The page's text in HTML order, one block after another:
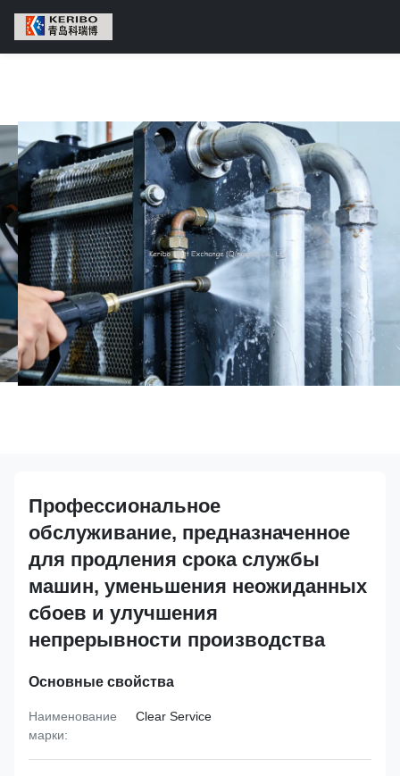
Профессиональное
обслуживание, предназначенное
для продления срока службы
машин, уменьшения неожиданных
сбоев и улучшения
непрерывности производства
Основные свойства
Наименование
марки:
Clear Service